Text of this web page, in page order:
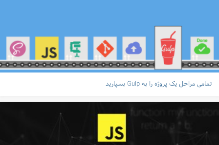
تمامی مراحل یک پروژه را به Gulp بسپارید